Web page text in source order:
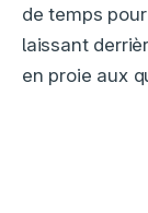
de temps
laissant
en proie aux